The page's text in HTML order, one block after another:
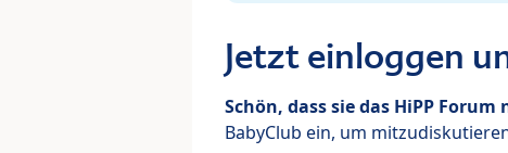
Jetzt einloggen
Schön, dass sie das HiPP
BabyClub ein, um